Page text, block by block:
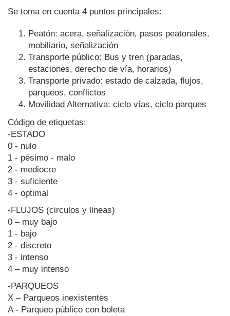
Se toma en cuenta 4 puntos principales:
Peatón: acera, señalización, pasos peatonales,
mobiliario, señalización
Transporte público: Bus y tren (paradas,
estaciones, derecho de vía, horarios)
Transporte privado: estado de calzada, flujos,
parqueos, conflictos
Movilidad Alternativa: ciclo vías, ciclo parques
Código de etiquetas:
-ESTADO
0 - nulo
1 - pésimo - malo
2 - mediocre
3 - suficiente
4 - optimal
-FLUJOS (circulos y lineas)
0 – muy bajo
1 - bajo
2 - discreto
3 - intenso
4 – muy intenso
-PARQUEOS
X – Parqueos inexistentes
A - Parqueo público con boleta